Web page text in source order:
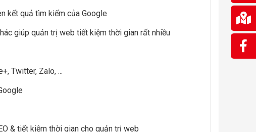
kết quả tìm kiếm của Google
giúp quản trị web tiết kiệm thời gian rất nhiều
Twitter, Zalo, ...
& tiết kiệm thời gian cho quản trị web